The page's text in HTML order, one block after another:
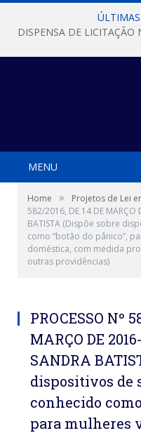
MENU
Home » Projetos de Lei
582/2016, DE 14 DE MARÇO
BATISTA (Dispõe sobre
como “botão do pânico”,
doméstica, com medida
outras providências)
PROCESSO Nº
MARÇO DE
SANDRA
dispositivos de
conhecido
para mulheres